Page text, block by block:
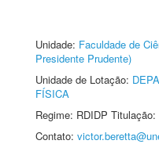
Unidade: Faculdade de
Presidente Prudente)
Unidade de Lotação:
FÍSICA
Regime: RDIDP
Contato: